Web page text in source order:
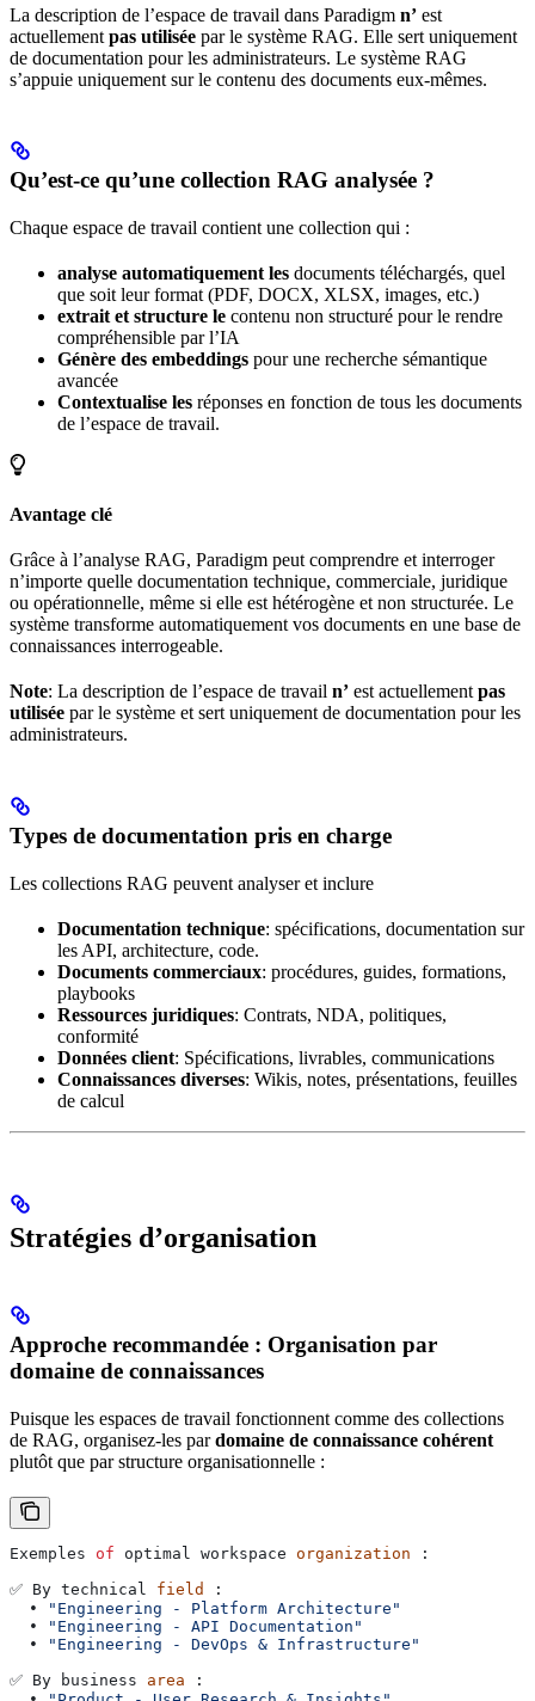
La description de l’espace de travail dans Paradigm n’ est
actuellement pas utilisée par le système RAG. Elle sert uniquement
de documentation pour les administrateurs. Le système RAG
s’appuie uniquement sur le contenu des documents eux-mêmes.
Qu’est-ce qu’une collection RAG analysée ?
Chaque espace de travail contient une collection qui :
analyse automatiquement les documents téléchargés, quel
que soit leur format (PDF, DOCX, XLSX, images, etc.)
extrait et structure le contenu non structuré pour le rendre
compréhensible par l’IA
Génère des embeddings pour une recherche sémantique
avancée
Contextualise les réponses en fonction de tous les documents
de l’espace de travail.
Avantage clé
Grâce à l’analyse RAG, Paradigm peut comprendre et interroger
n’importe quelle documentation technique, commerciale, juridique
ou opérationnelle, même si elle est hétérogène et non structurée. Le
système transforme automatiquement vos documents en une base de
connaissances interrogeable.
Note: La description de l’espace de travail n’ est actuellement pas
utilisée par le système et sert uniquement de documentation pour les
administrateurs.
Types de documentation pris en charge
Les collections RAG peuvent analyser et inclure
Documentation technique: spécifications, documentation sur
les API, architecture, code.
Documents commerciaux: procédures, guides, formations,
playbooks
Ressources juridiques: Contrats, NDA, politiques,
conformité
Données client: Spécifications, livrables, communications
Connaissances diverses: Wikis, notes, présentations, feuilles
de calcul
Stratégies d’organisation
Approche recommandée : Organisation par
domaine de connaissances
Puisque les espaces de travail fonctionnent comme des collections
de RAG, organisez-les pardomaine de connaissance cohérent
plutôt que par structure organisationnelle :
Exemples of optimal workspace organization :
✅ By technical field
:
  •
"Engineering - Platform Architecture"
  •
"Engineering - API Documentation"
  •
"Engineering - DevOps & Infrastructure"
✅ By business area :